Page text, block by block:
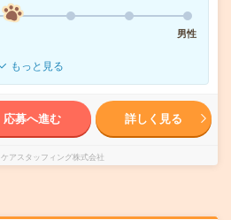
男性
もっと見る
応募へ進む 詳しく見る
ケアスタッフィング株式会社